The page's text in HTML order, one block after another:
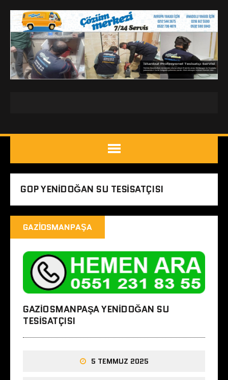
GOP YENIDOĞAN SU TESISATÇISI
GAZIOSMANPAŞA
GAZIOSMANPAŞA YENIDOĞAN SU
TESISATÇISI
5 TEMMUZ 2025